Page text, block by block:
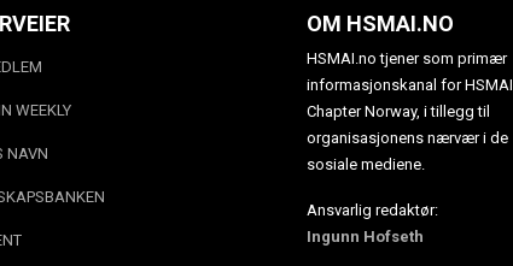
WEEKLY
NAVN
OM HSMAI.NO
HSMAI.no tjener som primær
informasjonskanal for HSMAI
Chapter Norway, i tillegg til
organisasjonens nærvær i de
sosiale mediene.
Ansvarlig redaktør:
Ingunn Hofseth